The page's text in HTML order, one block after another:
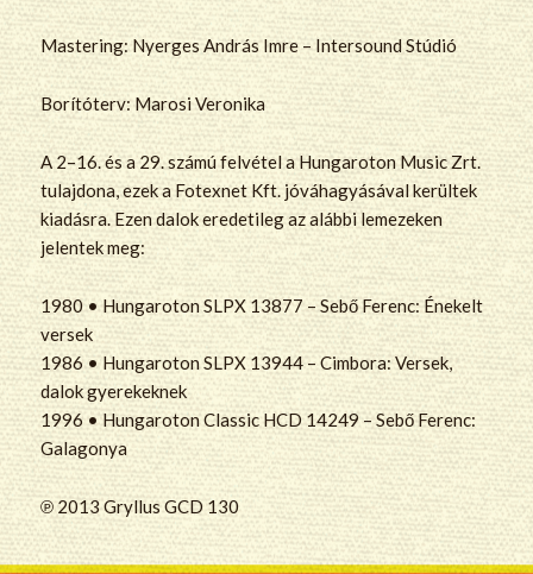
Mastering: Nyerges András Imre – Intersound Stúdió
Borítóterv: Marosi Veronika
A 2–16. és a 29. számú felvétel a Hungaroton Music Zrt.
tulajdona, ezek a Fotexnet Kft. jóváhagyásával kerültek
kiadásra. Ezen dalok eredetileg az alábbi lemezeken
jelentek meg:
1980 • Hungaroton SLPX 13877 – Sebő Ferenc: Énekelt
versek
1986 • Hungaroton SLPX 13944 – Cimbora: Versek,
dalok gyerekeknek
1996 • Hungaroton Classic HCD 14249 – Sebő Ferenc:
Galagonya
℗ 2013 Gryllus GCD 130